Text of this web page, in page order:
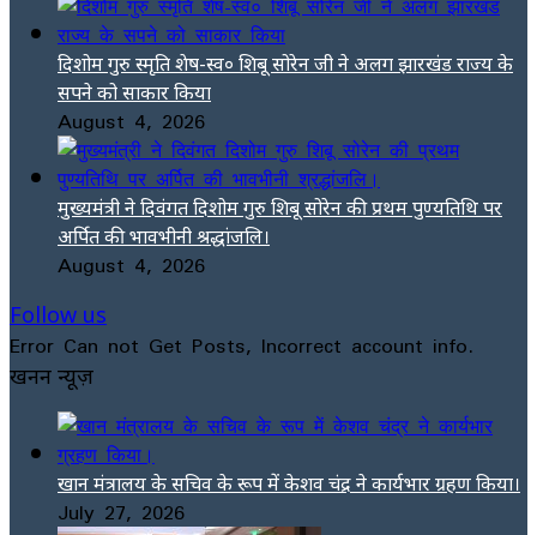
दिशोम गुरु स्मृति शेष-स्व० शिबू सोरेन जी ने अलग झारखंड राज्य के
सपने को साकार किया
August 4, 2026
मुख्यमंत्री ने दिवंगत दिशोम गुरु शिबू सोरेन की प्रथम पुण्यतिथि पर
अर्पित की भावभीनी श्रद्धांजलि।
August 4, 2026
Follow us
Error Can not Get Posts, Incorrect account info.
खनन न्यूज़
खान मंत्रालय के सचिव के रूप में केशव चंद्र ने कार्यभार ग्रहण किया।
July 27, 2026